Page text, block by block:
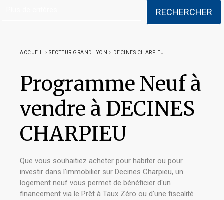
ACCUEIL > SECTEUR GRAND LYON > DECINES CHARPIEU
Programme Neuf à
vendre à DECINES
CHARPIEU
Que vous souhaitiez acheter pour habiter ou pour
investir dans l'immobilier sur Decines Charpieu, un
logement neuf vous permet de bénéficier d'un
financement via le Prêt à Taux Zéro ou d'une fiscalité